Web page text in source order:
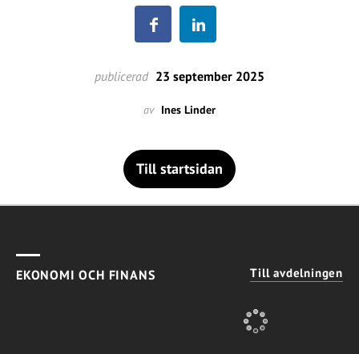
publicerad 23 september 2025
av Ines Linder
Till startsidan
EKONOMI OCH FINANS Till avdelningen